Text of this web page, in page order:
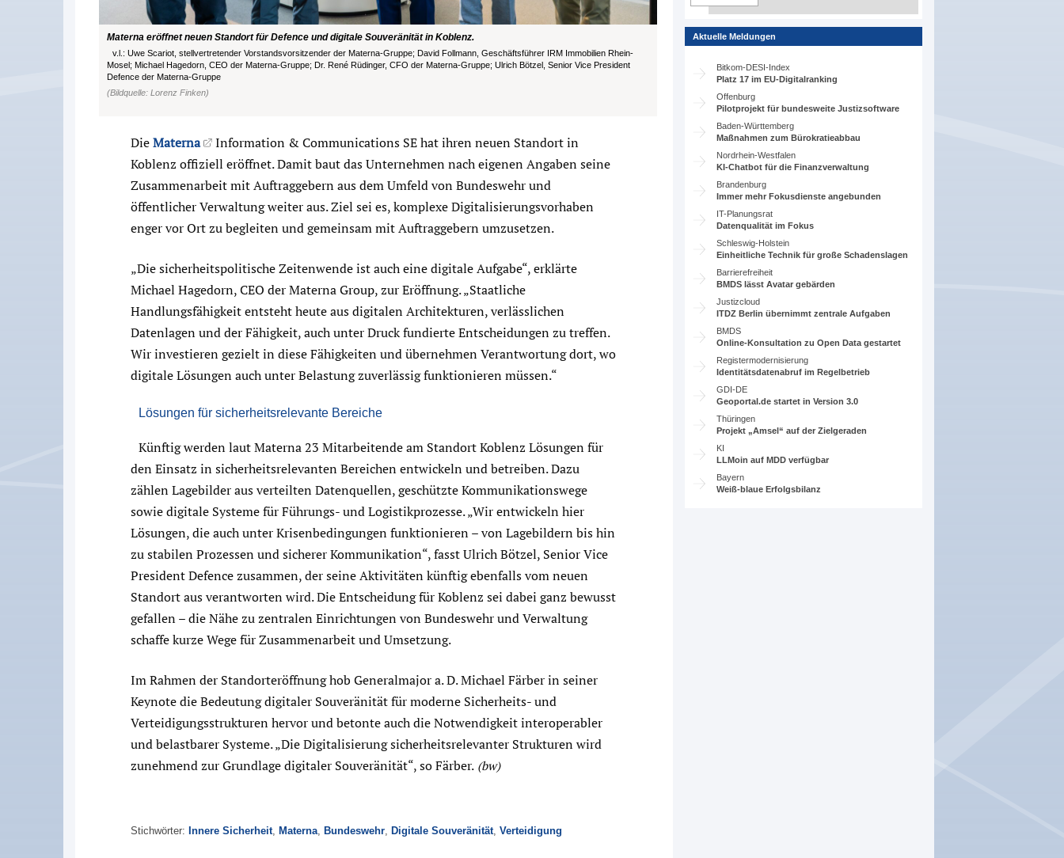
Materna eröffnet neuen Standort für Defence und digitale Souveränität in Koblenz.
v.l.: Uwe Scariot, stellvertretender Vorstandsvorsitzender der Materna-Gruppe; David Follmann, Geschäftsführer IRM Immobilien Rhein-
Mosel; Michael Hagedorn, CEO der Materna-Gruppe; Dr. René Rüdinger, CFO der Materna-Gruppe; Ulrich Bötzel, Senior Vice President
Defence der Materna-Gruppe
(Bildquelle: Lorenz Finken)
DieMaterna
Information & Communications SE hat ihren neuen Standort in
Koblenz offiziell eröffnet. Damit baut das Unternehmen nach eigenen Angaben seine
Zusammenarbeit mit Auftraggebern aus dem Umfeld von Bundeswehr und
öffentlicher Verwaltung weiter aus. Ziel sei es, komplexe Digitalisierungsvorhaben
enger vor Ort zu begleiten und gemeinsam mit Auftraggebern umzusetzen.
„Die sicherheitspolitische Zeitenwende ist auch eine digitale Aufgabe“, erklärte
Michael Hagedorn, CEO der Materna Group, zur Eröffnung. „Staatliche
Handlungsfähigkeit entsteht heute aus digitalen Architekturen, verlässlichen
Datenlagen und der Fähigkeit, auch unter Druck fundierte Entscheidungen zu treffen.
Wir investieren gezielt in diese Fähigkeiten und übernehmen Verantwortung dort, wo
digitale Lösungen auch unter Belastung zuverlässig funktionieren müssen.“
Lösungen für sicherheitsrelevante Bereiche
Künftig werden laut Materna 23 Mitarbeitende am Standort Koblenz Lösungen für
den Einsatz in sicherheitsrelevanten Bereichen entwickeln und betreiben. Dazu
zählen Lagebilder aus verteilten Datenquellen, geschützte Kommunikationswege
sowie digitale Systeme für Führungs- und Logistikprozesse. „Wir entwickeln hier
Lösungen, die auch unter Krisenbedingungen funktionieren – von Lagebildern bis hin
zu stabilen Prozessen und sicherer Kommunikation“, fasst Ulrich Bötzel, Senior Vice
President Defence zusammen, der seine Aktivitäten künftig ebenfalls vom neuen
Standort aus verantworten wird. Die Entscheidung für Koblenz sei dabei ganz bewusst
gefallen – die Nähe zu zentralen Einrichtungen von Bundeswehr und Verwaltung
schaffe kurze Wege für Zusammenarbeit und Umsetzung.
Im Rahmen der Standorteröffnung hob Generalmajor a. D. Michael Färber in seiner
Keynote die Bedeutung digitaler Souveränität für moderne Sicherheits- und
Verteidigungsstrukturen hervor und betonte auch die Notwendigkeit interoperabler
und belastbarer Systeme. „Die Digitalisierung sicherheitsrelevanter Strukturen wird
zunehmend zur Grundlage digitaler Souveränität“, so Färber. (bw)
Stichwörter: Innere Sicherheit Materna Bundeswehr Digitale Souveränität Verteidigung
Aktuelle Meldungen
Bitkom-DESI-Index
Platz 17 im EU-Digitalranking
Offenburg
Pilotprojekt für bundesweite Justizsoftware
Baden-Württemberg
Maßnahmen zum Bürokratieabbau
Nordrhein-Westfalen
KI-Chatbot für die Finanzverwaltung
Brandenburg
Immer mehr Fokusdienste angebunden
IT-Planungsrat
Datenqualität im Fokus
Schleswig-Holstein
Einheitliche Technik für große Schadenslagen
Barrierefreiheit
BMDS lässt Avatar gebärden
Justizcloud
ITDZ Berlin übernimmt zentrale Aufgaben
BMDS
Online-Konsultation zu Open Data gestartet
Registermodernisierung
Identitätsdatenabruf im Regelbetrieb
GDI-DE
Geoportal.de startet in Version 3.0
Thüringen
Projekt „Amsel“ auf der Zielgeraden
KI
LLMoin auf MDD verfügbar
Bayern
Weiß-blaue Erfolgsbilanz